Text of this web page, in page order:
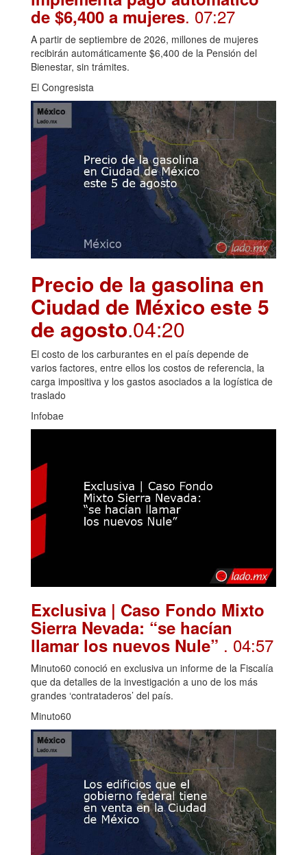
de $6,400 a mujeres. 07:27
A partir de septiembre de 2026, millones de mujeres
recibirán automáticamente $6,400 de la Pensión del
Bienestar, sin trámites.
El Congresista
Precio de la gasolina en
Ciudad de México este 5
de agosto.04:20
El costo de los carburantes en el país depende de
varios factores, entre ellos los costos de referencia, la
carga impositiva y los gastos asociados a la logística de
traslado
Infobae
Exclusiva | Caso Fondo Mixto
Sierra Nevada: “se hacían
llamar los nuevos Nule” . 04:57
Minuto60 conoció en exclusiva un informe de la Fiscalía
que da detalles de la investigación a uno de los más
grandes ‘contrataderos’ del país.
Minuto60